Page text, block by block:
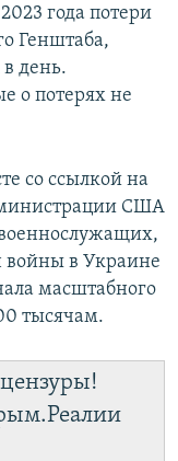
года потери
Генштаба,
в день.
о потерях не
со ссылкой на
США
войны в Украине
масштабного
тысячам.